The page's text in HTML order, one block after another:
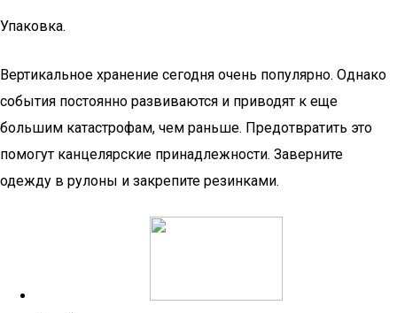
Упаковка.
Вертикальное хранение сегодня очень популярно. Однако
события постоянно развиваются и приводят к еще
большим катастрофам, чем раньше. Предотвратить это
помогут канцелярские принадлежности. Заверните
одежду в рулоны и закрепите резинками.